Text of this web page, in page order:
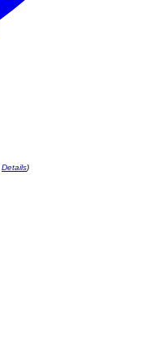
Details)